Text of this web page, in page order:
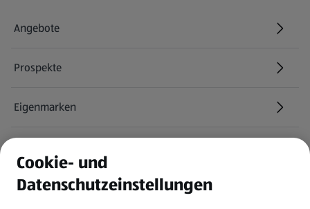
Angebote
Prospekte
Eigenmarken
Newsletter
Cookie- und
Datenschutzeinstellungen